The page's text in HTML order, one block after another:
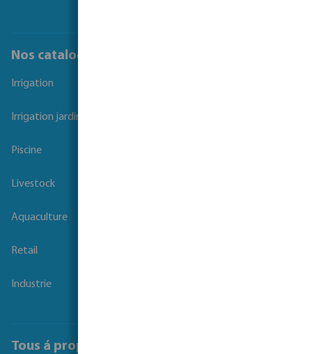
Nos catalogues
Irrigation
Irrigation jardins et parcs
Piscine
Livestock
Aquaculture
Retail
Industrie
Tous á propos de Bosta